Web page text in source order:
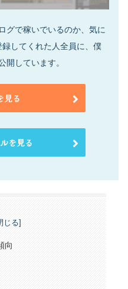
グで稼いでいるのか、気に
してくれた人全員に、僕
開しています。
見る
を見る
向